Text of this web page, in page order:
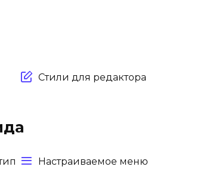
Стили для редактора
Настраиваемое меню